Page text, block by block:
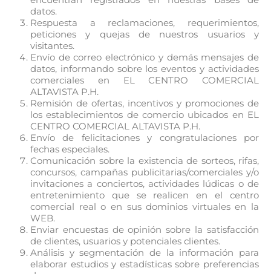
datos.
Respuesta a reclamaciones, requerimientos,
peticiones y quejas de nuestros usuarios y
visitantes.
Envío de correo electrónico y demás mensajes de
datos, informando sobre los eventos y actividades
comerciales en EL CENTRO COMERCIAL
ALTAVISTA P.H.
Remisión de ofertas, incentivos y promociones de
los establecimientos de comercio ubicados en EL
CENTRO COMERCIAL ALTAVISTA P.H.
Envío de felicitaciones y congratulaciones por
fechas especiales.
Comunicación sobre la existencia de sorteos, rifas,
concursos, campañas publicitarias/comerciales y/o
invitaciones a conciertos, actividades lúdicas o de
entretenimiento que se realicen en el centro
comercial real o en sus dominios virtuales en la
WEB.
Enviar encuestas de opinión sobre la satisfacción
de clientes, usuarios y potenciales clientes.
Análisis y segmentación de la información para
elaborar estudios y estadísticas sobre preferencias